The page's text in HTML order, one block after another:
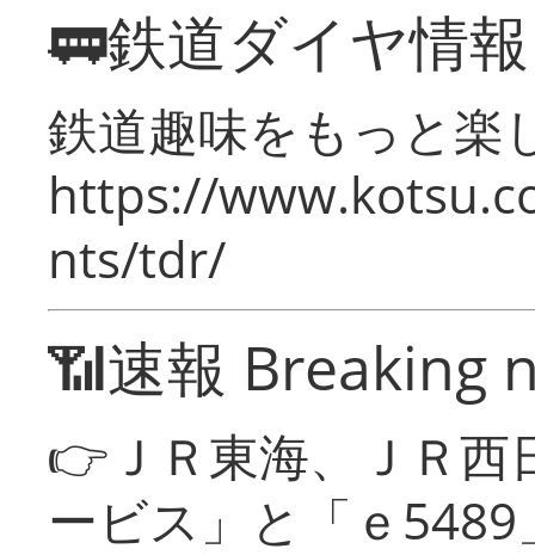
🚃鉄道ダイヤ情
鉄道趣味をもっと楽
https://
nts/tdr/
📶速報 Breaking
👉ＪＲ東海、ＪＲ
ービス」と「ｅ